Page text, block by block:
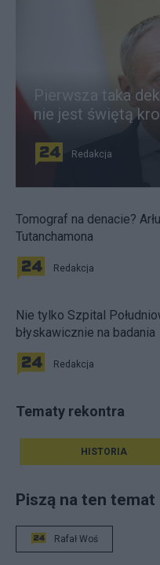
Pierwsza taka
nie jest świętą
Redakcja
Tomograf na denacie?
Tutanchamona
Redakcja
Nie tylko Szpital
błyskawicznie na badania
Redakcja
Tematy rekontra
HISTORIA
Piszą na ten temat
Rafał Woś